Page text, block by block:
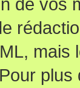
mais
plus